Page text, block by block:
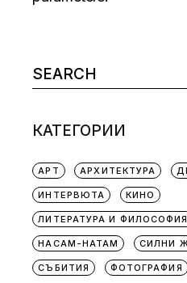
КАТЕГОРИИ
АРТ АРХИТЕКТУРА
ИНТЕРВЮТА КИНО
ЛИТЕРАТУРА И ФИЛОСОФИЯ
НАСАМ-НАТАМ СИЛНИ
СЪБИТИЯ ФОТОГРАФИЯ